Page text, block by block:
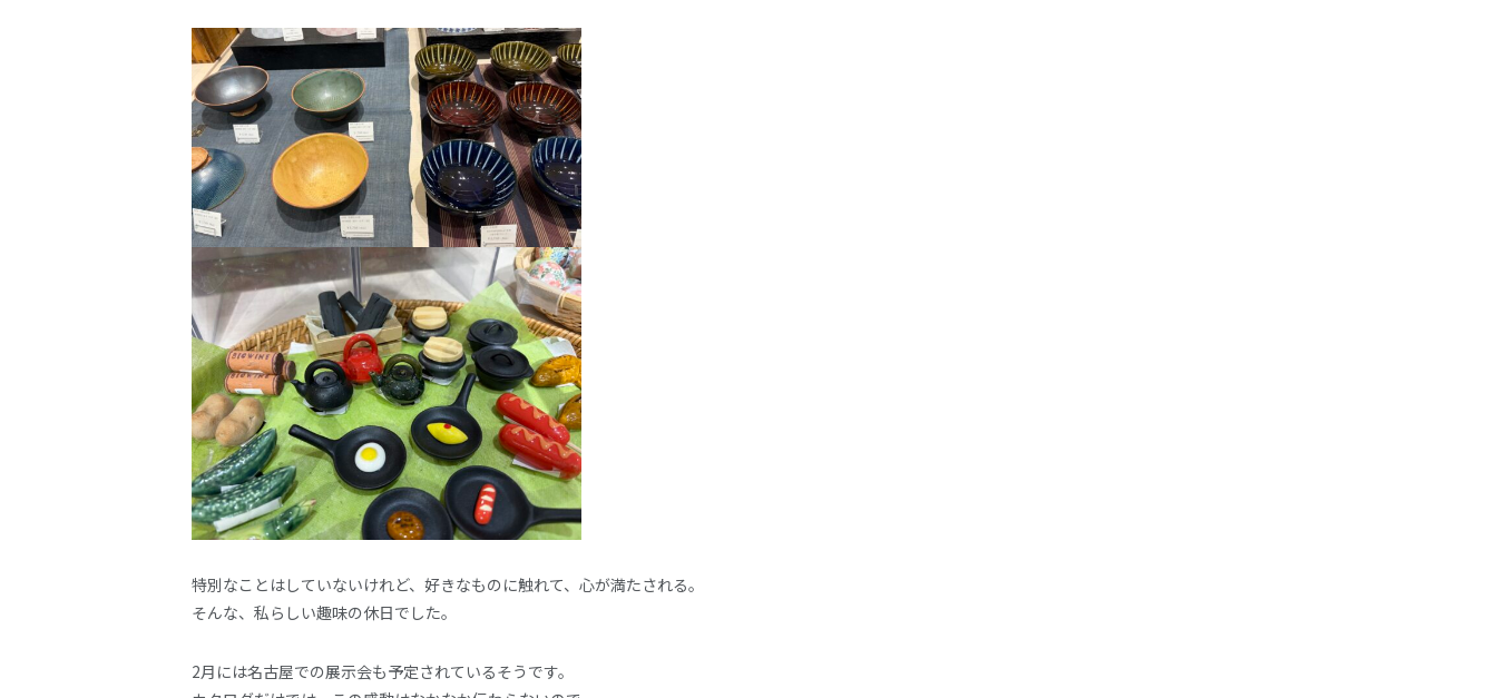
特別なことはしていないけれど、好きなものに触れて、心が満たされる。
そんな、私らしい趣味の休日でした。
2月には名古屋での展示会も予定されているそうです。